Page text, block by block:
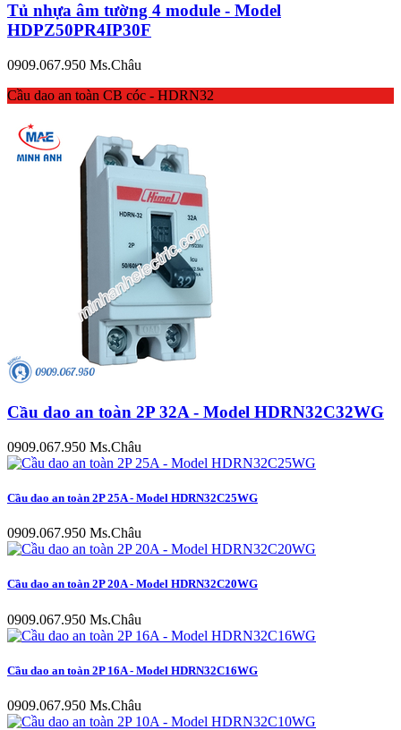
Tủ nhựa âm tường 4 module - Model
HDPZ50PR4IP30F
0909.067.950 Ms.Châu
Cầu dao an toàn CB cóc - HDRN32
Cầu dao an toàn 2P 32A - Model HDRN32C32WG
0909.067.950 Ms.Châu
Cầu dao an toàn 2P 25A - Model HDRN32C25WG
0909.067.950 Ms.Châu
Cầu dao an toàn 2P 20A - Model HDRN32C20WG
0909.067.950 Ms.Châu
Cầu dao an toàn 2P 16A - Model HDRN32C16WG
0909.067.950 Ms.Châu